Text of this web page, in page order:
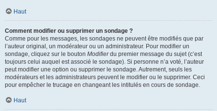
Haut
Comment modifier ou supprimer un sondage ?
Comme pour les messages, les sondages ne peuvent être modifiés que par
l’auteur original, un modérateur ou un administrateur. Pour modifier un
sondage, cliquez sur le bouton Modifierdu premier message du sujet (c’est
toujours celui auquel est associé le sondage). Si personne n’a voté, l’auteur
peut modifier une option ou supprimer le sondage. Autrement, seuls les
modérateurs et les administrateurs peuvent le modifier ou le supprimer. Ceci
pour empêcher le trucage en changeant les intitulés en cours de sondage.
Haut